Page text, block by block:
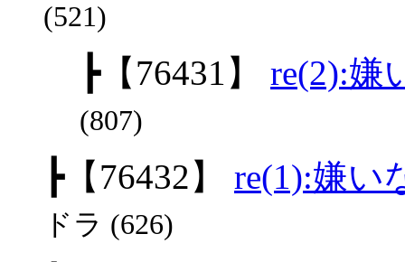
(521)
┣【76431】 re(2):嫌
(807)
┣【76432】 re(1):嫌い
ドラ (626)